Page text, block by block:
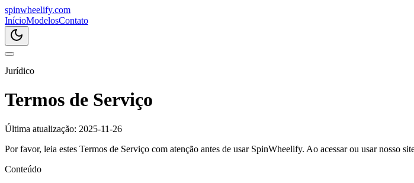
spinwheelify.com
InícioModelosContato
Jurídico
Termos de Serviço
Última atualização: 2025-11-26
Por favor, leia estes Termos de Serviço com atenção antes de usar SpinWheelify. Ao acessar ou usar nosso
Conteúdo